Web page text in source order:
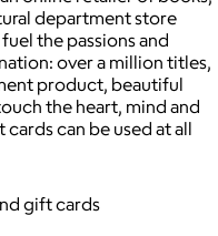
department store
the passions and
over a million titles,
product, beautiful
the heart, mind and
can be used at all
gift cards